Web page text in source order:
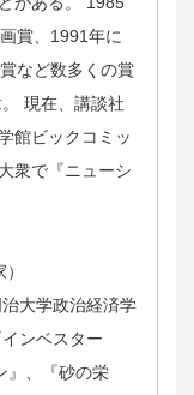
賞、1991年に
など数多くの賞
現在、講談社
館ビックコミッ
衆で『ニューシ
大学政治経済学
ンベスター
』、『砂の栄